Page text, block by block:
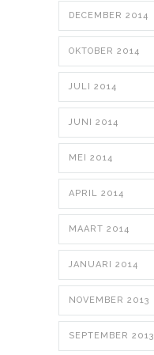
DECEMBER 2014
OKTOBER 2014
JULI 2014
JUNI 2014
MEI 2014
APRIL 2014
MAART 2014
JANUARI 2014
NOVEMBER 2013
SEPTEMBER 2013